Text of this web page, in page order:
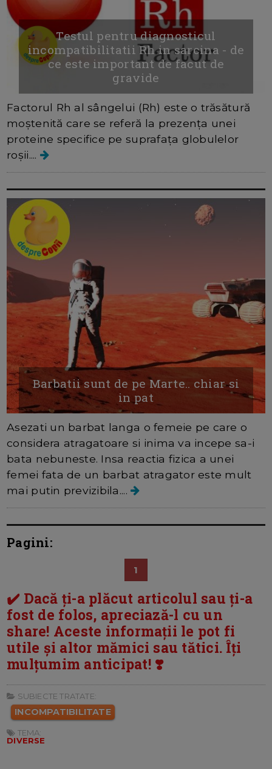
Testul pentru diagnosticul
incompatibilitatii Rh in sarcina - de
ce este important de facut de
gravide
Factorul Rh al sângelui (Rh) este o trăsătură
moștenită care se referă la prezența unei
proteine specifice pe suprafața globulelor
roșii....
Barbatii sunt de pe Marte.. chiar si
in pat
Asezati un barbat langa o femeie pe care o
considera atragatoare si inima va incepe sa-i
bata nebuneste. Insa reactia fizica a unei
femei fata de un barbat atragator este mult
mai putin previzibila....
Pagini:
1
✔️ Dacă ți-a plăcut articolul sau ți-a
fost de folos, apreciază-l cu un
share! Aceste informații le pot fi
utile și altor mămici sau tătici. Îți
mulțumim anticipat! ❣️
SUBIECTE TRATATE:
INCOMPATIBILITATE
TEMA:
DIVERSE